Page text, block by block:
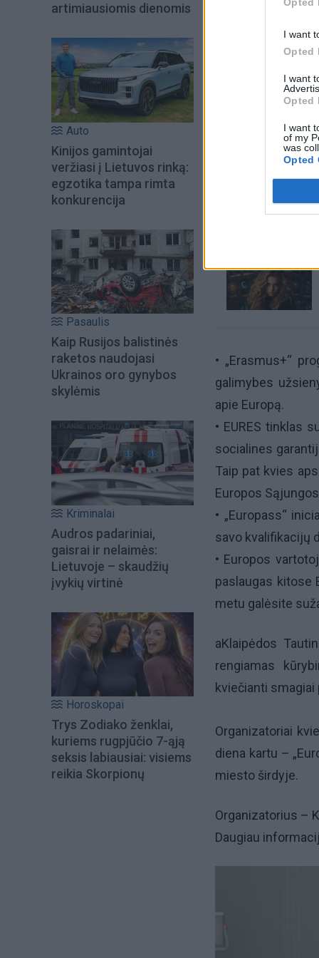
I want
Opted
I want
Opted
I want
of my
was
Opted
artimiausiomis dienomis
Auto
Kinijos gamintojai
veržiasi į Lietuvos rinką:
egzotika tampa rimta
konkurencija
Pasaulis
Kaip Rusijos balistinės
raketos naudojasi
Ukrainos oro gynybos
skylėmis
Kriminalai
Audros padariniai,
gaisrai ir nelaimės:
Lietuvoje – skaudžių
įvykių virtinė
Horoskopai
Trys Zodiako ženklai,
kuriems rugpjūčio 7-ąją
seksis labiausiai: visiems
reikia Skorpionų
• „Erasmus+“
galimybes
apie Europą.
• EURES tinklas
socialines
Taip pat kvies
Europos
• „Europass“
savo kvalifikacijų
• Europos
paslaugas kitose
metu galėsite
aKlaipėdos
rengiamas
kviečianti smagiai
Organizatoriai
diena kartu –
miesto širdyje.
Organizatorius –
Daugiau